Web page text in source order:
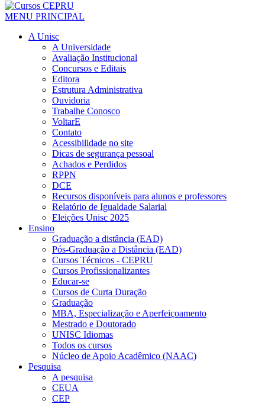
MENU PRINCIPAL
A Unisc
A Universidade
Avaliação Institucional
Concursos e Editais
Editora
Estrutura Administrativa
Ouvidoria
Trabalhe Conosco
VoltarE
Contato
Acessibilidade no site
Dicas de segurança pessoal
Achados e Perdidos
RPPN
DCE
Recursos disponíveis para alunos e professores
Relatório de Igualdade Salarial
Eleições Unisc 2025
Ensino
Graduação a distância (EAD)
Pós-Graduação a Distância (EAD)
Cursos Técnicos - CEPRU
Cursos Profissionalizantes
Educar-se
Cursos de Curta Duração
Graduação
MBA, Especialização e Aperfeiçoamento
Mestrado e Doutorado
UNISC Idiomas
Todos os cursos
Núcleo de Apoio Acadêmico (NAAC)
Pesquisa
A pesquisa
CEUA
CEP